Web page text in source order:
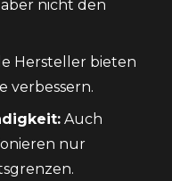
nicht den
Hersteller bieten
verbessern.
Auch
nur